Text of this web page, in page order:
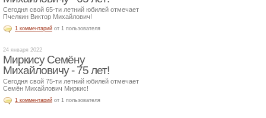
Сегодня свой 65-ти летний юбилей отмечает
Пчелкин Виктор Михайлович!
1 комментарий от 1 пользователя
24 января 2022
Миркису Семёну
Михайловичу - 75 лет!
Сегодня свой 75-ти летний юбилей отмечает
Семён Михайлович Миркис!
1 комментарий от 1 пользователя